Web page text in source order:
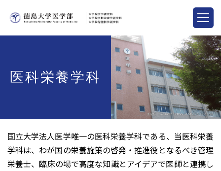
医科栄養学科
国立大学法人医学唯一の医科栄養学科である、当医科栄養
学科は、わが国の栄養施策の啓発・推進役となるべき管理
栄養士、臨床の場で高度な知識とアイデアで医師と連携し